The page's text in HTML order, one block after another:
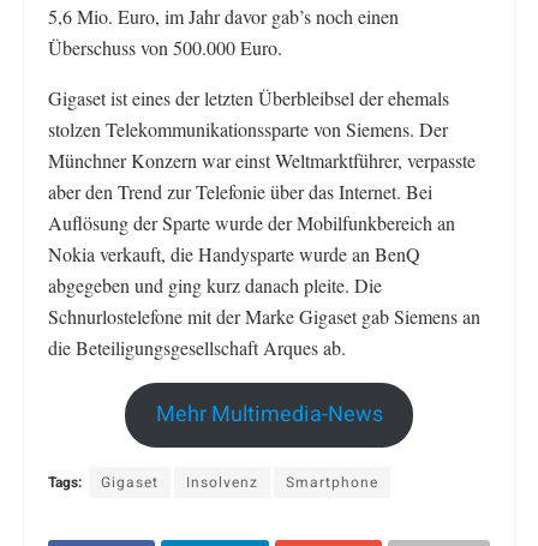
5,6 Mio. Euro, im Jahr davor gab’s noch einen
Überschuss von 500.000 Euro.
Gigaset ist eines der letzten Überbleibsel der ehemals
stolzen Telekommunikationssparte von Siemens. Der
Münchner Konzern war einst Weltmarktführer, verpasste
aber den Trend zur Telefonie über das Internet. Bei
Auflösung der Sparte wurde der Mobilfunkbereich an
Nokia verkauft, die Handysparte wurde an BenQ
abgegeben und ging kurz danach pleite. Die
Schnurlostelefone mit der Marke Gigaset gab Siemens an
die Beteiligungsgesellschaft Arques ab.
Mehr Multimedia-News
Tags: Gigaset Insolvenz Smartphone